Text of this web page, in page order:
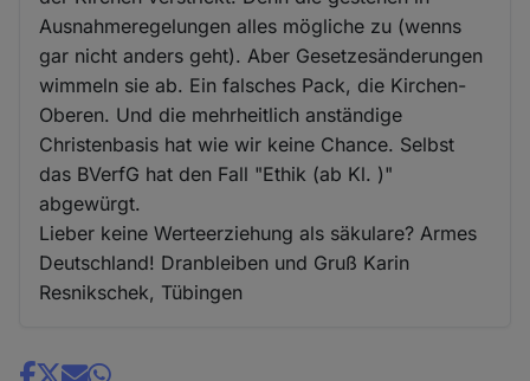
Ausnahmeregelungen alles mögliche zu (wenns
gar nicht anders geht). Aber Gesetzesänderungen
wimmeln sie ab. Ein falsches Pack, die Kirchen-
Oberen. Und die mehrheitlich anständige
Christenbasis hat wie wir keine Chance. Selbst
das BVerfG hat den Fall "Ethik (ab Kl. )"
abgewürgt.
Lieber keine Werteerziehung als säkulare? Armes
Deutschland! Dranbleiben und Gruß Karin
Resnikschek, Tübingen